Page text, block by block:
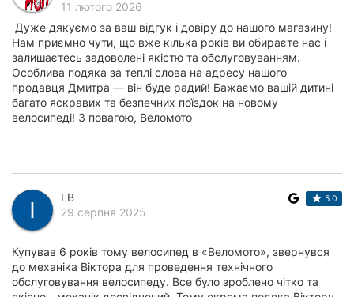
11 лютого 2026
Дуже дякуємо за ваш відгук і довіру до нашого магазину!
Нам приємно чути, що вже кілька років ви обираєте нас і
залишаєтесь задоволені якістю та обслуговуванням.
Особлива подяка за теплі слова на адресу нашого
продавця Дмитра — він буде радий! Бажаємо вашій дитині
багато яскравих та безпечних поїздок на новому
велосипеді! З повагою, Веломото
I B
29 серпня 2025
5.0
Купував 6 років тому велосипед в «Веломото», звернувся
до механіка Віктора для проведення технічного
обслуговування велосипеду. Все було зроблено чітко та